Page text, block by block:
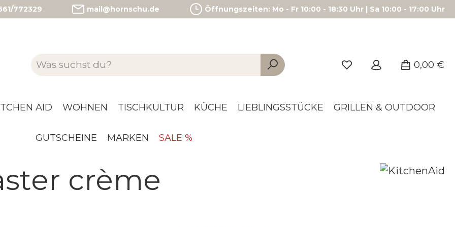
772329 mail@hornschu.de Öffnungszeiten: Mo - Fr 10:00 - 18:30 Uhr | Sa 10:00 - 17:00 Uhr
0,00 €
AID WOHNEN TISCHKULTUR KÜCHE LIEBLINGSSTÜCKE GRILLEN & OUTDOOR
GUTSCHEINE MARKEN SALE %
crème